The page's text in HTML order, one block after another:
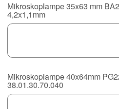
Mikroskoplampe 35x63 mm
4,2x1,1mm
Mikroskoplampe 40x64mm
38.01.30.70.040